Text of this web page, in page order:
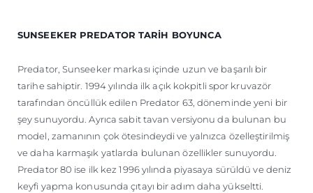
SUNSEEKER PREDATOR TARİH BOYUNCA
Predator, Sunseeker markası içinde uzun ve başarılı bir
tarihe sahiptir. 1994 yılında ilk açık kokpitli spor kruvazör
tarafından öncüllük edilen Predator 63, döneminde yeni bir
şey sunuyordu. Ayrıca sabit tavan versiyonu da bulunan bu
model, zamanının çok ötesindeydi ve yalnızca özelleştirilmiş
ve daha karmaşık yatlarda bulunan özellikler sunuyordu.
Predator 80 ise ilk kez 1996 yılında piyasaya sürüldü ve deniz
keyfi yapma konusunda çıtayı bir adım daha yükseltti.